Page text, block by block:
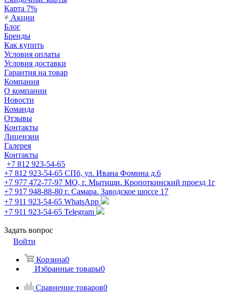
Карта 7%
Акции
Блог
Бренды
Как купить
Условия оплаты
Условия доставки
Гарантия на товар
Компания
О компании
Новости
Команда
Отзывы
Контакты
Лицензии
Галерея
Контакты
+7 812 923-54-65
+7 812 923-54-65 СПб, ул. Ивана Фомина д.6
+7 977 472-77-97 МО, г. Мытищи. Кропоткинский проезд 1г
+7 917 948-88-80 г. Самара. Заводское шоссе 17
+7 911 923-54-65 WhatsApp
+7 911 923-54-65 Telegram
Задать вопрос
Войти
Корзина0
Избранные товары0
Сравнение товаров0